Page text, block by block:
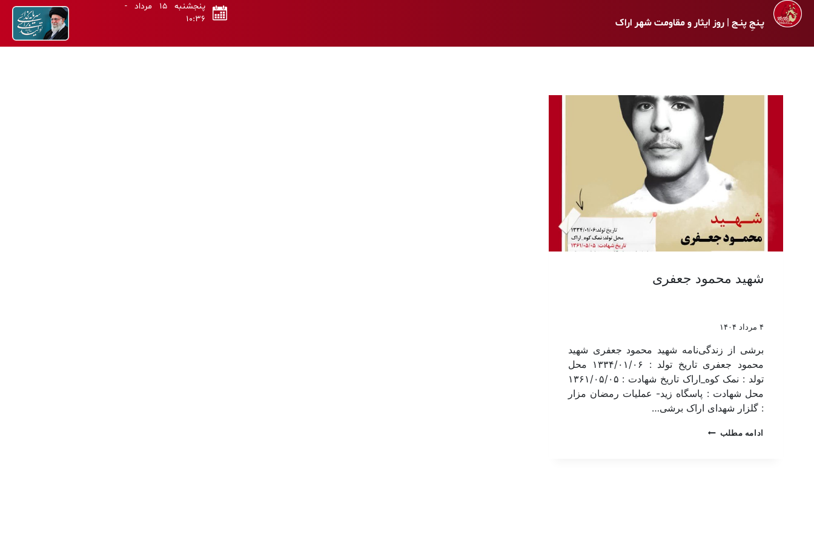
پـنجِ پنـج | روز ایثار و مقاومت شهر اراک
پنجشنبه ۱۵ مرداد -
۱۰:۳۶
شهید محمود جعفری
۴ مرداد ۱۴۰۴
برشی از زندگی‌نامه شهید محمود جعفری شهید
محمود جعفری تاریخ تولد : ۱۳۳۴/۰۱/۰۶ محل
تولد : نمک کوه_اراک تاریخ شهادت : ۱۳۶۱/۰۵/۰۵
محل شهادت : پاسگاه زید- عملیات رمضان مزار
: گلزار شهدای اراک برشی…
ادامه مطلب